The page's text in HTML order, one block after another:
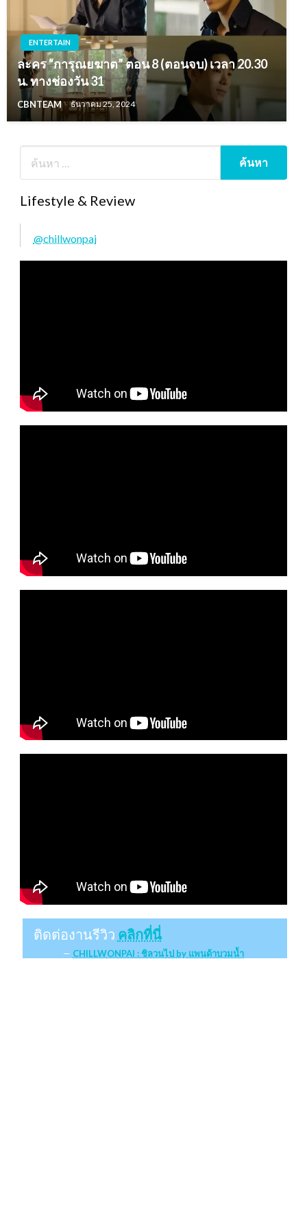
ENTERTAIN
ละคร “การุณยฆาต” ตอน 8 (ตอนจบ) เวลา 20.30
น. ทางช่องวัน 31
CBNTEAM ธันวาคม 25, 2024
Lifestyle & Review
@chillwonpai
ติดต่องานรีวิว คลิกที่นี่
CHILLWONPAI : ชิลวนไป by แพนด้าบวมน้ำ